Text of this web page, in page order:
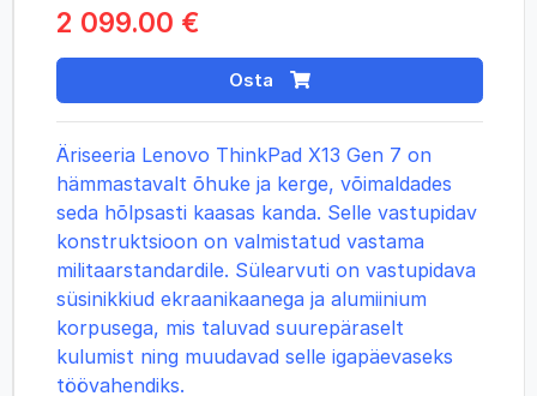
2 099.00 €
Osta
Äriseeria Lenovo ThinkPad X13 Gen 7 on
hämmastavalt õhuke ja kerge, võimaldades
seda hõlpsasti kaasas kanda. Selle vastupidav
konstruktsioon on valmistatud vastama
militaarstandardile. Sülearvuti on vastupidava
süsinikkiud ekraanikaanega ja alumiinium
korpusega, mis taluvad suurepäraselt
kulumist ning muudavad selle igapäevaseks
töövahendiks.